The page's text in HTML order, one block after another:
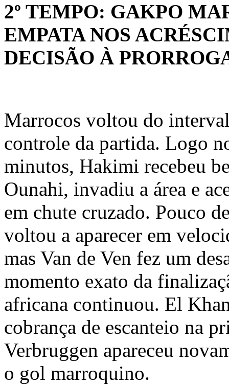
2º TEMPO: GAKPO
EMPATA NOS
DECISÃO À
Marrocos voltou do
controle da partida. Logo
minutos, Hakimi recebeu
Ounahi, invadiu a área e
em chute cruzado. Pouco
voltou a aparecer em
mas Van de Ven fez um
momento exato da
africana continuou. El
cobrança de escanteio na
Verbruggen apareceu
o gol marroquino.